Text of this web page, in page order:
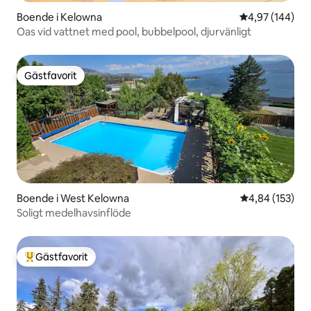
Boende i Kelowna 4,97 av 5 i
4,97 (144)
Oas vid vattnet med pool, bubbelpool, djurvänligt
Gästfavorit
Gästfavorit
Boende i West Kelowna 4,84 av 5 i
4,84 (153)
Soligt medelhavsinflöde
Populär gästfavorit
Gästfavorit